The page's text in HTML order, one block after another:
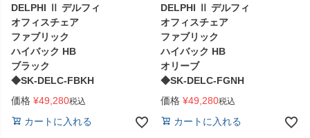
DELPHI Ⅱ デルフィ
オフィスチェア
ファブリック
ハイバック HB
ブラック
◆SK-DELC-FBKH
価格 ¥49,280税込
カートに入れる
DELPHI Ⅱ デルフィ
オフィスチェア
ファブリック
ハイバック HB
オリーブ
◆SK-DELC-FGNH
価格 ¥49,280税込
カートに入れる